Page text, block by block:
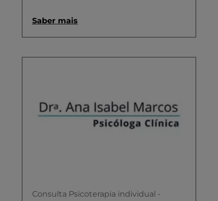
Saber mais
Consulta Psicoterapia individual -